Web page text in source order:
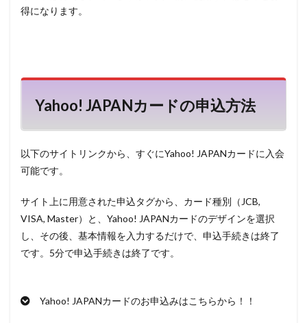
得になります。
Yahoo! JAPANカードの申込方法
以下のサイトリンクから、すぐにYahoo! JAPANカードに入会
可能です。
サイト上に用意された申込タグから、カード種別（JCB,
VISA, Master）と、Yahoo! JAPANカードのデザインを選択
し、その後、基本情報を入力するだけで、申込手続きは終了
です。5分で申込手続きは終了です。
Yahoo! JAPANカードのお申込みはこちらから！！